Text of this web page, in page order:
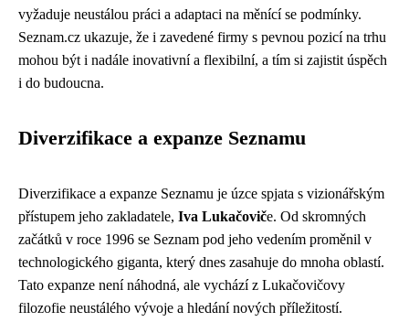
vyžaduje neustálou práci a adaptaci na měnící se podmínky.
Seznam.cz ukazuje, že i zavedené firmy s pevnou pozicí na trhu
mohou být i nadále inovativní a flexibilní, a tím si zajistit úspěch
i do budoucna.
Diverzifikace a expanze Seznamu
Diverzifikace a expanze Seznamu je úzce spjata s vizionářským
přístupem jeho zakladatele, Iva Lukačoviče. Od skromných
začátků v roce 1996 se Seznam pod jeho vedením proměnil v
technologického giganta, který dnes zasahuje do mnoha oblastí.
Tato expanze není náhodná, ale vychází z Lukačovičovy
filozofie neustálého vývoje a hledání nových příležitostí.